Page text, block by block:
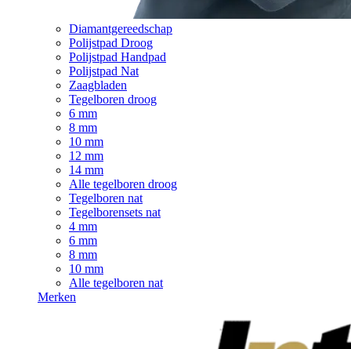
Diamantgereedschap
Polijstpad Droog
Polijstpad Handpad
Polijstpad Nat
Zaagbladen
Tegelboren droog
6 mm
8 mm
10 mm
12 mm
14 mm
Alle tegelboren droog
Tegelboren nat
Tegelborensets nat
4 mm
6 mm
8 mm
10 mm
Alle tegelboren nat
Merken